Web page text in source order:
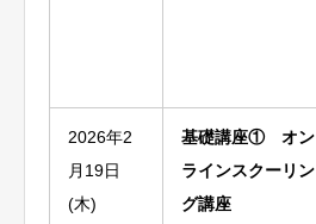
2026年2
月19日
(木)
基礎講座① オン
ラインスクーリン
グ講座